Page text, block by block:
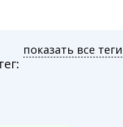
показать все теги